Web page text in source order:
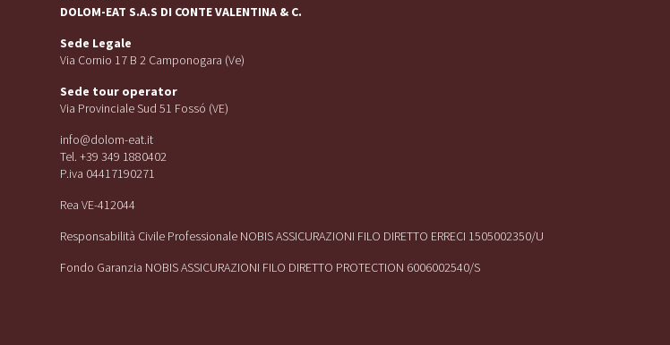
DOLOM-EAT S.A.S DI CONTE VALENTINA & C.
Sede Legale
Via Cornio 17 B 2 Camponogara (Ve)
Sede tour operator
Via Provinciale Sud 51 Fossó (VE)
info@dolom-eat.it
Tel. +39 349 1880402
P.iva 04417190271
Rea VE-412044
Responsabilità Civile Professionale NOBIS ASSICURAZIONI FILO DIRETTO ERRECI 1505002350/U
Fondo Garanzia NOBIS ASSICURAZIONI FILO DIRETTO PROTECTION 6006002540/S